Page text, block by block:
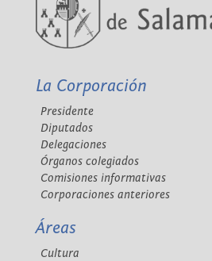
La Corporación
Presidente
Diputados
Delegaciones
Órganos colegiados
Comisiones informativas
Corporaciones anteriores
Áreas
Cultura